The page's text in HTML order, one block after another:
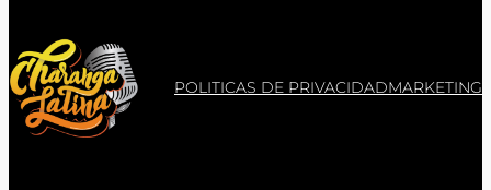
POLITICAS DE PRIVACIDADMARKETING